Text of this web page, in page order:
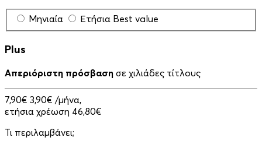
Μηνιαία Ετήσια Best value
Plus
Απεριόριστη πρόσβαση σε χιλιάδες τίτλους
7,90€ 3,90€ /μήνα,
ετήσια χρέωση 46,80€
Τι περιλαμβάνει;